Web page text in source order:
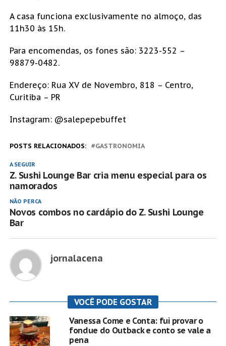
A casa funciona exclusivamente no almoço, das
11h30 às 15h.
Para encomendas, os fones são: 3223-552 –
98879-0482.
Endereço: Rua XV de Novembro, 818 – Centro,
Curitiba – PR
Instagram: @salepepebuffet
POSTS RELACIONADOS: GASTRONOMIA
A SEGUIR
Z. Sushi Lounge Bar cria menu especial para os
namorados
NÃO PERCA
Novos combos no cardápio do Z. Sushi Lounge
Bar
jornalacena
VOCÊ PODE GOSTAR
Vanessa Come e Conta: fui provar o
fondue do Outback e conto se vale a
pena